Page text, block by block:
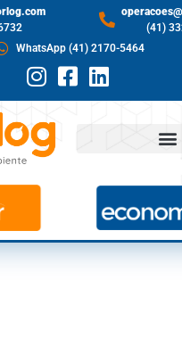
(41)
WhatsApp (41) 2170-5464